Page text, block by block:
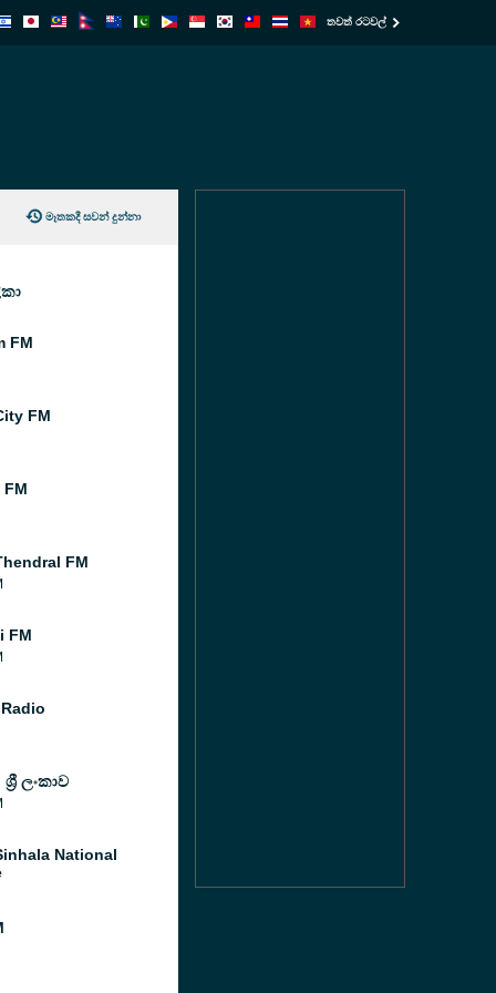
තවත් රටවල්
මෑතකදී සවන් දුන්නා
FM
FM
FM
FM
ශ්‍රී ලංකාව
National